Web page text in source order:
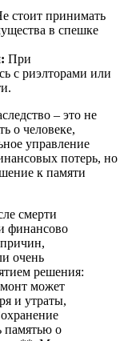
стоит принимать
в спешке
При
с риэлторами или
– это не
о человеке,
управление
потерь, но
к памяти
смерти
финансово
очень
решения:
может
и утраты,
памятью о